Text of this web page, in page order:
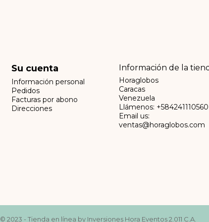
Su cuenta
Información personal
Pedidos
Facturas por abono
Direcciones
Información de la
Horaglobos
Caracas
Venezuela
Llámenos: +584241110560
Email us:
ventas@horaglobos.com
© 2023 - Tienda en línea by Inversiones Hora Eventos 2.011 C.A.